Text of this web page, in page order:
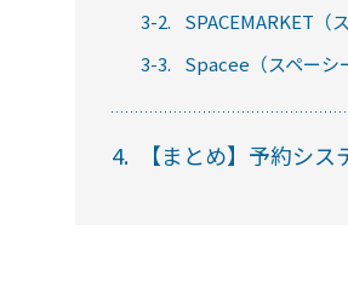
3-2. SPACEMARKET（
3-3. Spacee（スペーシ
4. 【まとめ】予約シ
常時公開中
3分でわかる！